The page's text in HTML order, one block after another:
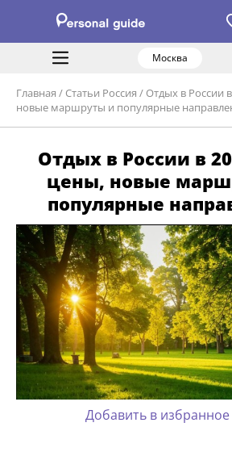
Москва
Главная / Статьи Россия / Отдых в России
новые маршруты и популярные
Отдых в России в
цены, новые
популярные
Добавить в избранное